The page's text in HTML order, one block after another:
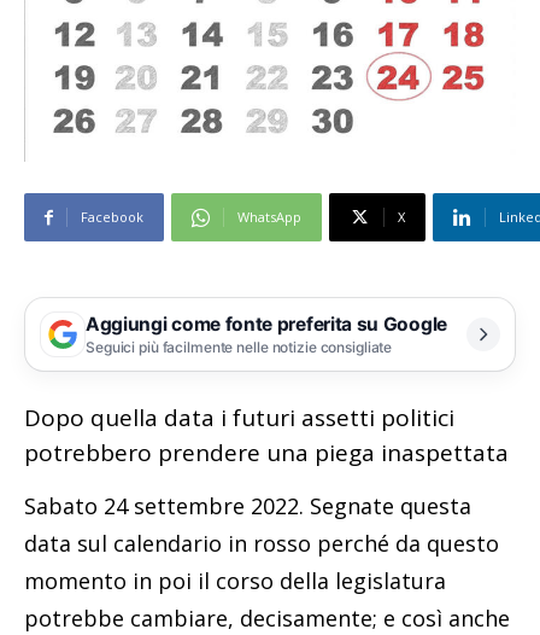
Facebook WhatsApp X
Aggiungi come fonte preferita su Google
Seguici più facilmente nelle notizie consigliate
Dopo quella data i futuri assetti politici
potrebbero prendere una piega inaspettata
Sabato 24 settembre 2022. Segnate questa
data sul calendario in rosso perché da questo
momento in poi il corso della legislatura
potrebbe cambiare, decisamente; e così anche